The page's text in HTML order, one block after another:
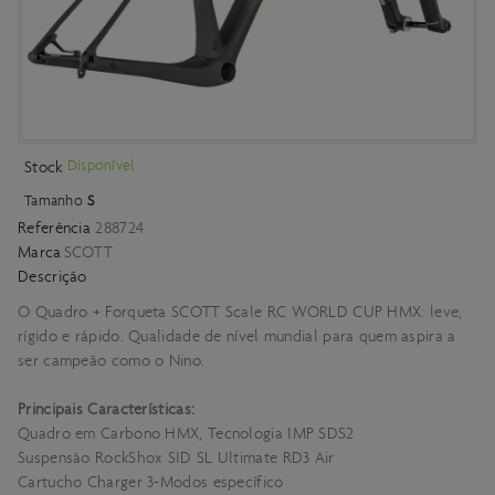
Stock Disponível
Tamanho S
Referência 288724
Marca SCOTT
Descrição
O Quadro + Forqueta SCOTT Scale RC WORLD CUP HMX: leve,
rígido e rápido. Qualidade de nível mundial para quem aspira a
ser campeão como o Nino.
Principais Características:
Quadro em Carbono HMX, Tecnologia IMP SDS2
Suspensão RockShox SID SL Ultimate RD3 Air
Cartucho Charger 3-Modos específico